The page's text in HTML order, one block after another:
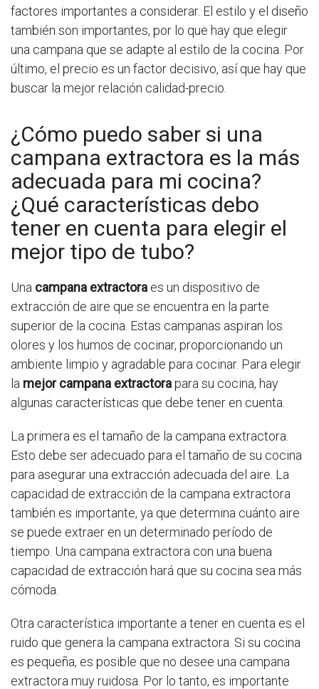
factores importantes a considerar. El estilo y el diseño
también son importantes, por lo que hay que elegir
una campana que se adapte al estilo de la cocina. Por
último, el precio es un factor decisivo, así que hay que
buscar la mejor relación calidad-precio.
¿Cómo puedo saber si una
campana extractora es la más
adecuada para mi cocina?
¿Qué características debo
tener en cuenta para elegir el
mejor tipo de tubo?
Una campana extractora es un dispositivo de
extracción de aire que se encuentra en la parte
superior de la cocina. Estas campanas aspiran los
olores y los humos de cocinar, proporcionando un
ambiente limpio y agradable para cocinar. Para elegir
la mejor campana extractorapara su cocina, hay
algunas características que debe tener en cuenta.
La primera es el tamaño de la campana extractora.
Esto debe ser adecuado para el tamaño de su cocina
para asegurar una extracción adecuada del aire. La
capacidad de extracción de la campana extractora
también es importante, ya que determina cuánto aire
se puede extraer en un determinado período de
tiempo. Una campana extractora con una buena
capacidad de extracción hará que su cocina sea más
cómoda.
Otra característica importante a tener en cuenta es el
ruido que genera la campana extractora. Si su cocina
es pequeña, es posible que no desee una campana
extractora muy ruidosa. Por lo tanto, es importante